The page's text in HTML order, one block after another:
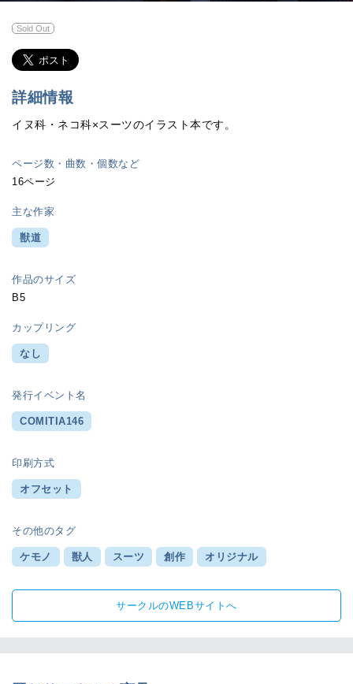
Sold Out
詳細情報
イヌ科・ネコ科×スーツのイラスト本です。
ページ数・曲数・個数など
16ページ
主な作家
獣道
作品のサイズ
B5
カップリング
なし
発行イベント名
COMITIA146
印刷方式
オフセット
その他のタグ
ケモノ 獣人 スーツ 創作 オリジナル
サークルのWEBサイトへ